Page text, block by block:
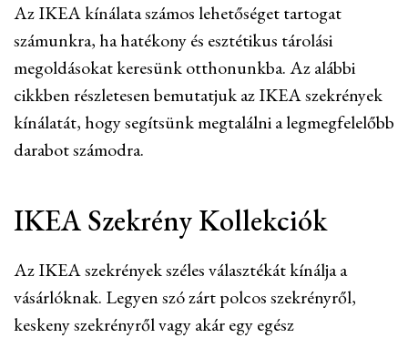
Az IKEA kínálata számos lehetőséget tartogat
számunkra, ha hatékony és esztétikus tárolási
megoldásokat keresünk otthonunkba. Az alábbi
cikkben részletesen bemutatjuk az IKEA szekrények
kínálatát, hogy segítsünk megtalálni a legmegfelelőbb
darabot számodra.
IKEA Szekrény Kollekciók
Az IKEA szekrények széles választékát kínálja a
vásárlóknak. Legyen szó zárt polcos szekrényről,
keskeny szekrényről vagy akár egy egész